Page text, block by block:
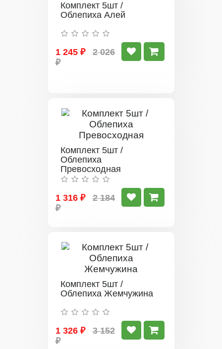
Комплект 5шт /
Облепиха Алей
1 245 ₽
2 026
₽
Комплект 5шт /
Облепиха
Превосходная
1 316 ₽
2 184
₽
Комплект 5шт /
Облепиха Жемчужина
1 326 ₽
3 152
₽